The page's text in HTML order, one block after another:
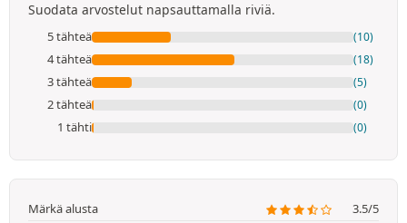
Suodata arvostelut napsauttamalla riviä.
5 tähteä (10)
4 tähteä (18)
3 tähteä (5)
2 tähteä (0)
1 tähti (0)
Märkä alusta
3.5/5